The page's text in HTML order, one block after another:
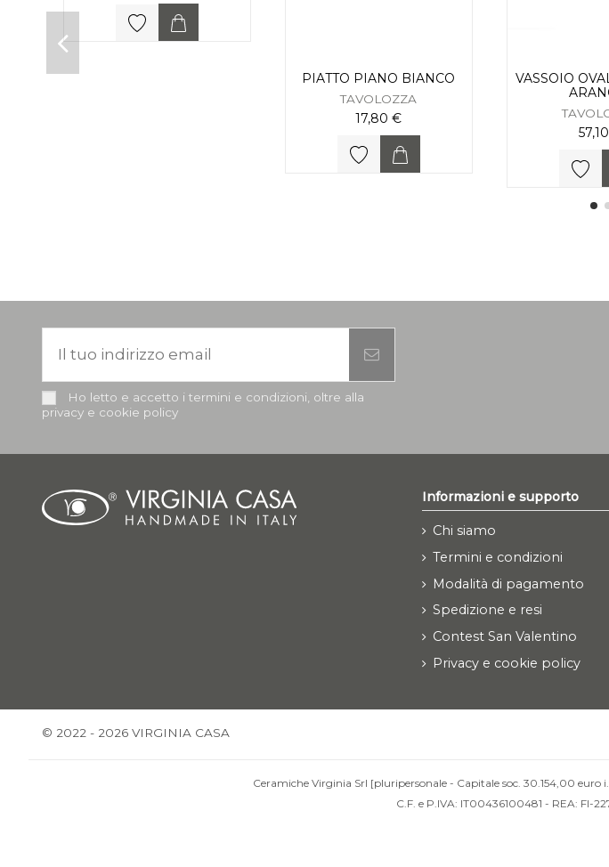
PIATTO PIANO BIANCO
TAVOLOZZA
17,80 €
VASSOIO
Ho letto e accetto i termini e condizioni, oltre alla
privacy e cookie policy
Informazioni e supporto
Chi siamo
Termini e condizioni
Modalità di pagamento
Spedizione e resi
Contest San Valentino
Privacy e cookie policy
© 2022 - 2026 VIRGINIA CASA
Ceramiche Virginia Srl [pluripersonale - Capitale soc. 30.154,00
C.F. e P.IVA: IT00436100481 - REA: FI-